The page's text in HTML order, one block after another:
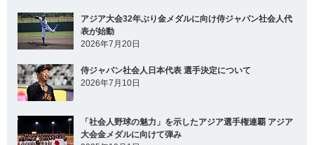
アジア大会32年ぶり金メダルに向け侍ジャパン社会人代
表が始動
2026年7月20日
侍ジャパン社会人日本代表 選手決定について
2026年7月10日
「社会人野球の魅力」を示したアジア選手権連覇 アジア
大会金メダルに向けて弾み